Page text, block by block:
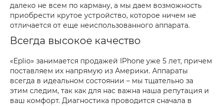
далеко не всем по карману, а мы даем возможность
приобрести крутое устройство, которое ничем не
отличается от еще неиспользованного аппарата.
Всегда высокое качество
«Eplio» занимается продажей IPhone уже 5 лет, причем
поставляем их напрямую из Америки. Аппараты
всегда в идеальном состоянии – мы тщательно за
этим следим, так как для нас важна наша репутация и
ваш комфорт. Диагностика проводится сначала в